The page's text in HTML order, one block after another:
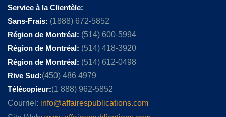
Service à la Clientèle:
Sans-Frais: (1888) 672-5852
Région de Montréal: (514) 600-5994
Région de Montréal: (514) 418-3920
Région de Montréal: (514) 612-0498
Rive Sud:(450) 486 4979
Télécopieur:(1 888) 962-5852
Courriel: info@affairespublications.com